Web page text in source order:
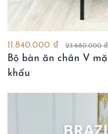
11.840.000 ₫ 23.680.000 ₫
Bộ bàn ăn chân V
khẩu